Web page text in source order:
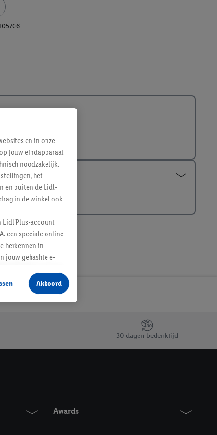
30 dagen bedenktijd
Awards
en in onze
jouw eindapparaat
noodzakelijk,
het
en buiten de Lidl-
in de winkel ook
Lidl Plus-account
een speciale online
herkennen in
jouw gehashte e-
producten waarin je
te plaatsen
jouw gehashte e-
kunnen worden
vergelijkbare
Meer informatie,
Akkoord